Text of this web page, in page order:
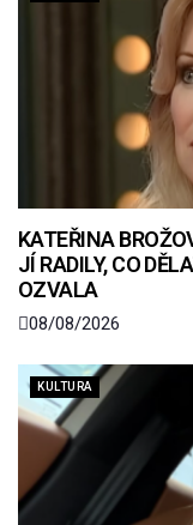
KATEŘINA
JÍ RADILY, CO
OZVALA
08/08/2026
KULTURA